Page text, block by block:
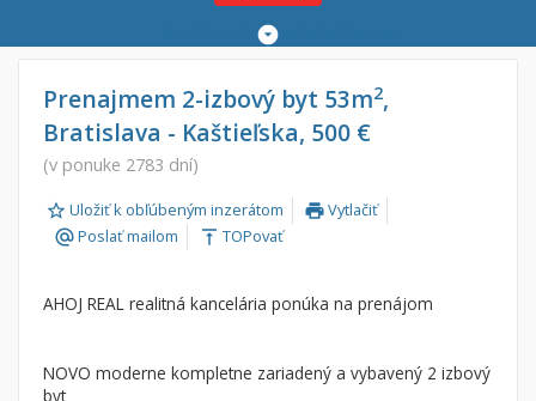
Predaj
Prenájom
Od:
Do:
Prenajmem 2-izbový byt 53m2,
Bratislava - Kaštieľska, 500 €
(v ponuke 2783 dní)
Uložiť k obľúbeným inzerátom printVytlačiť
alternate_emailPoslať mailom vertical_align_top TOPovať
AHOJ REAL realitná kancelária ponúka na prenájom
NOVO moderne kompletne zariadený a vybavený 2 izbový
byt